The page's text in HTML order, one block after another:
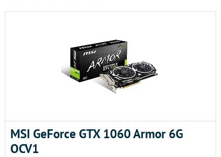
MSI GeForce GTX 1060 Armor 6G
OCV1